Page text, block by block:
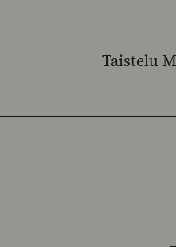
Taistelu